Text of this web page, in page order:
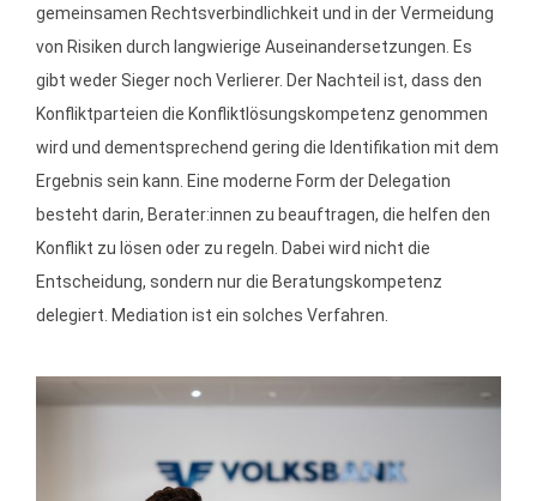
gemeinsamen Rechtsverbindlichkeit und in der Vermeidung
von Risiken durch langwierige Auseinandersetzungen. Es
gibt weder Sieger noch Verlierer. Der Nachteil ist, dass den
Konfliktparteien die Konfliktlösungskompetenz genommen
wird und dementsprechend gering die Identifikation mit dem
Ergebnis sein kann. Eine moderne Form der Delegation
besteht darin, Berater:innen zu beauftragen, die helfen den
Konflikt zu lösen oder zu regeln. Dabei wird nicht die
Entscheidung, sondern nur die Beratungskompetenz
delegiert. Mediation ist ein solches Verfahren.